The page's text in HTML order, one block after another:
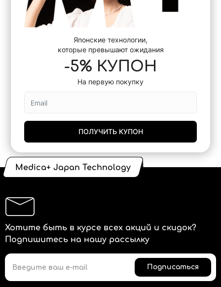
Японские технологии,
которые превышают ожидания
-5% КУПОН
На первую покупку
ПОЛУЧИТЬ КУПОН
Medica+ Japan Technology
Хотите быть в курсе всех акций и скидок?
Подпишитесь на нашу рассылку
Подписаться